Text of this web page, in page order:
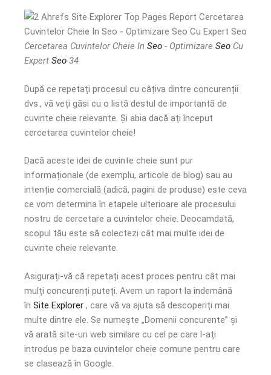
Cercetarea Cuvintelor Cheie In Seo - Optimizare Seo Cu
Expert Seo 34
După ce repetați procesul cu câțiva dintre concurenții
dvs., vă veți găsi cu o listă destul de importantă de
cuvinte cheie relevante. Și abia dacă ați început
cercetarea cuvintelor cheie!
Dacă aceste idei de cuvinte cheie sunt pur
informaționale (de exemplu, articole de blog) sau au
intenție comercială (adică, pagini de produse) este ceva
ce vom determina în etapele ulterioare ale procesului
nostru de cercetare a cuvintelor cheie. Deocamdată,
scopul tău este să colectezi cât mai multe idei de
cuvinte cheie relevante.
Asigurați-vă că repetați acest proces pentru cât mai
mulți concurenți puteți. Avem un raport la îndemână
în Site Explorer , care vă va ajuta să descoperiți mai
multe dintre ele. Se numește „Domenii concurente” și
vă arată site-uri web similare cu cel pe care l-ați
introdus pe baza cuvintelor cheie comune pentru care
se clasează în Google.